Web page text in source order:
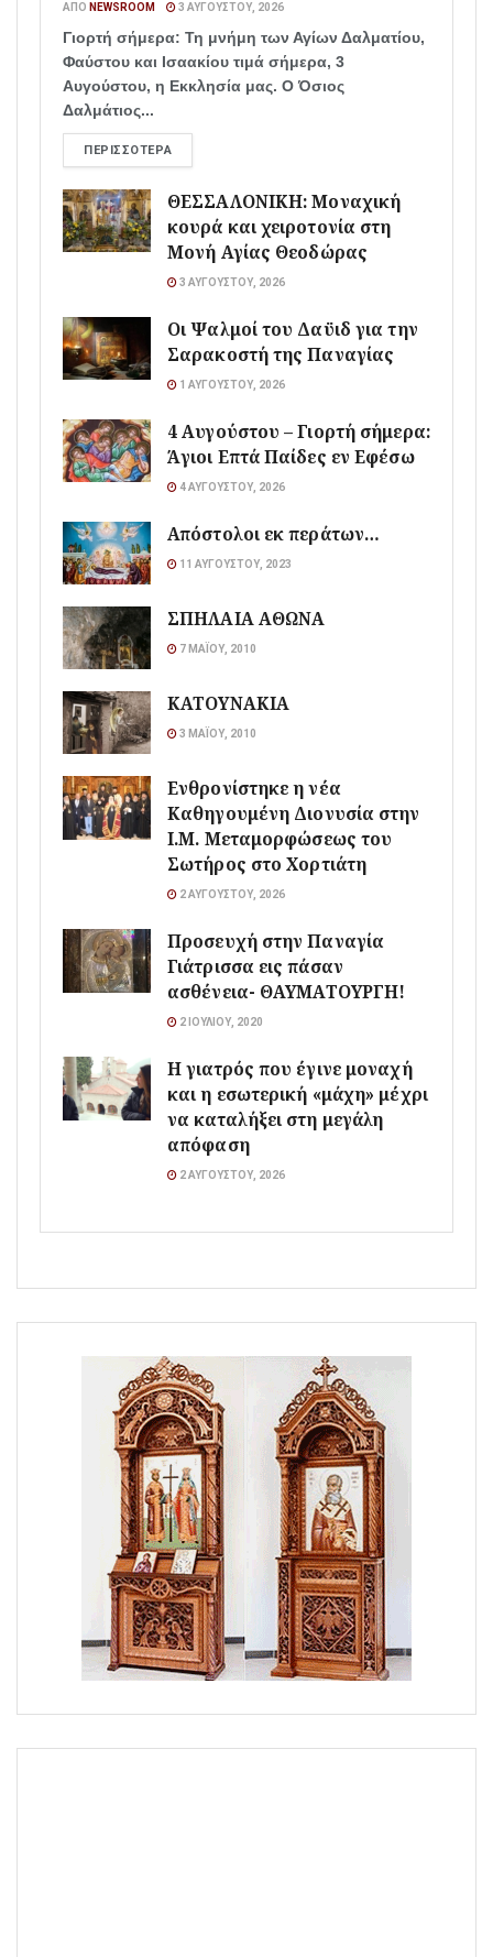
ΑΠΌ NEWSROOM 3 ΑΥΓΟΎΣΤΟΥ, 2026
Γιορτή σήμερα: Τη μνήμη των Αγίων Δαλματίου,
Φαύστου και Ισαακίου τιμά σήμερα, 3
Αυγούστου, η Εκκλησία μας. Ο Όσιος
Δαλμάτιος...
ΠΕΡΙΣΣΌΤΕΡΑ
ΘΕΣΣΑΛΟΝΙΚΗ: Μοναχική
κουρά και χειροτονία στη
Μονή Αγίας Θεοδώρας
3 ΑΥΓΟΎΣΤΟΥ, 2026
Οι Ψαλμοί του Δαϋιδ για την
Σαρακοστή της Παναγίας
1 ΑΥΓΟΎΣΤΟΥ, 2026
4 Αυγούστου – Γιορτή σήμερα:
Άγιοι Επτά Παίδες εν Εφέσω
4 ΑΥΓΟΎΣΤΟΥ, 2026
Απόστολοι εκ περάτων…
11 ΑΥΓΟΎΣΤΟΥ, 2023
ΣΠΗΛΑΙΑ ΑΘΩΝΑ
7 ΜΑΪ́ΟΥ, 2010
ΚΑΤΟΥΝΑΚΙΑ
3 ΜΑΪ́ΟΥ, 2010
Ενθρονίστηκε η νέα
Καθηγουμένη Διονυσία στην
Ι.Μ. Μεταμορφώσεως του
Σωτήρος στο Χορτιάτη
2 ΑΥΓΟΎΣΤΟΥ, 2026
Προσευχή στην Παναγία
Γιάτρισσα εις πάσαν
ασθένεια- ΘΑΥΜΑΤΟΥΡΓΗ!
2 ΙΟΥΛΊΟΥ, 2020
Η γιατρός που έγινε μοναχή
και η εσωτερική «μάχη» μέχρι
να καταλήξει στη μεγάλη
απόφαση
2 ΑΥΓΟΎΣΤΟΥ, 2026